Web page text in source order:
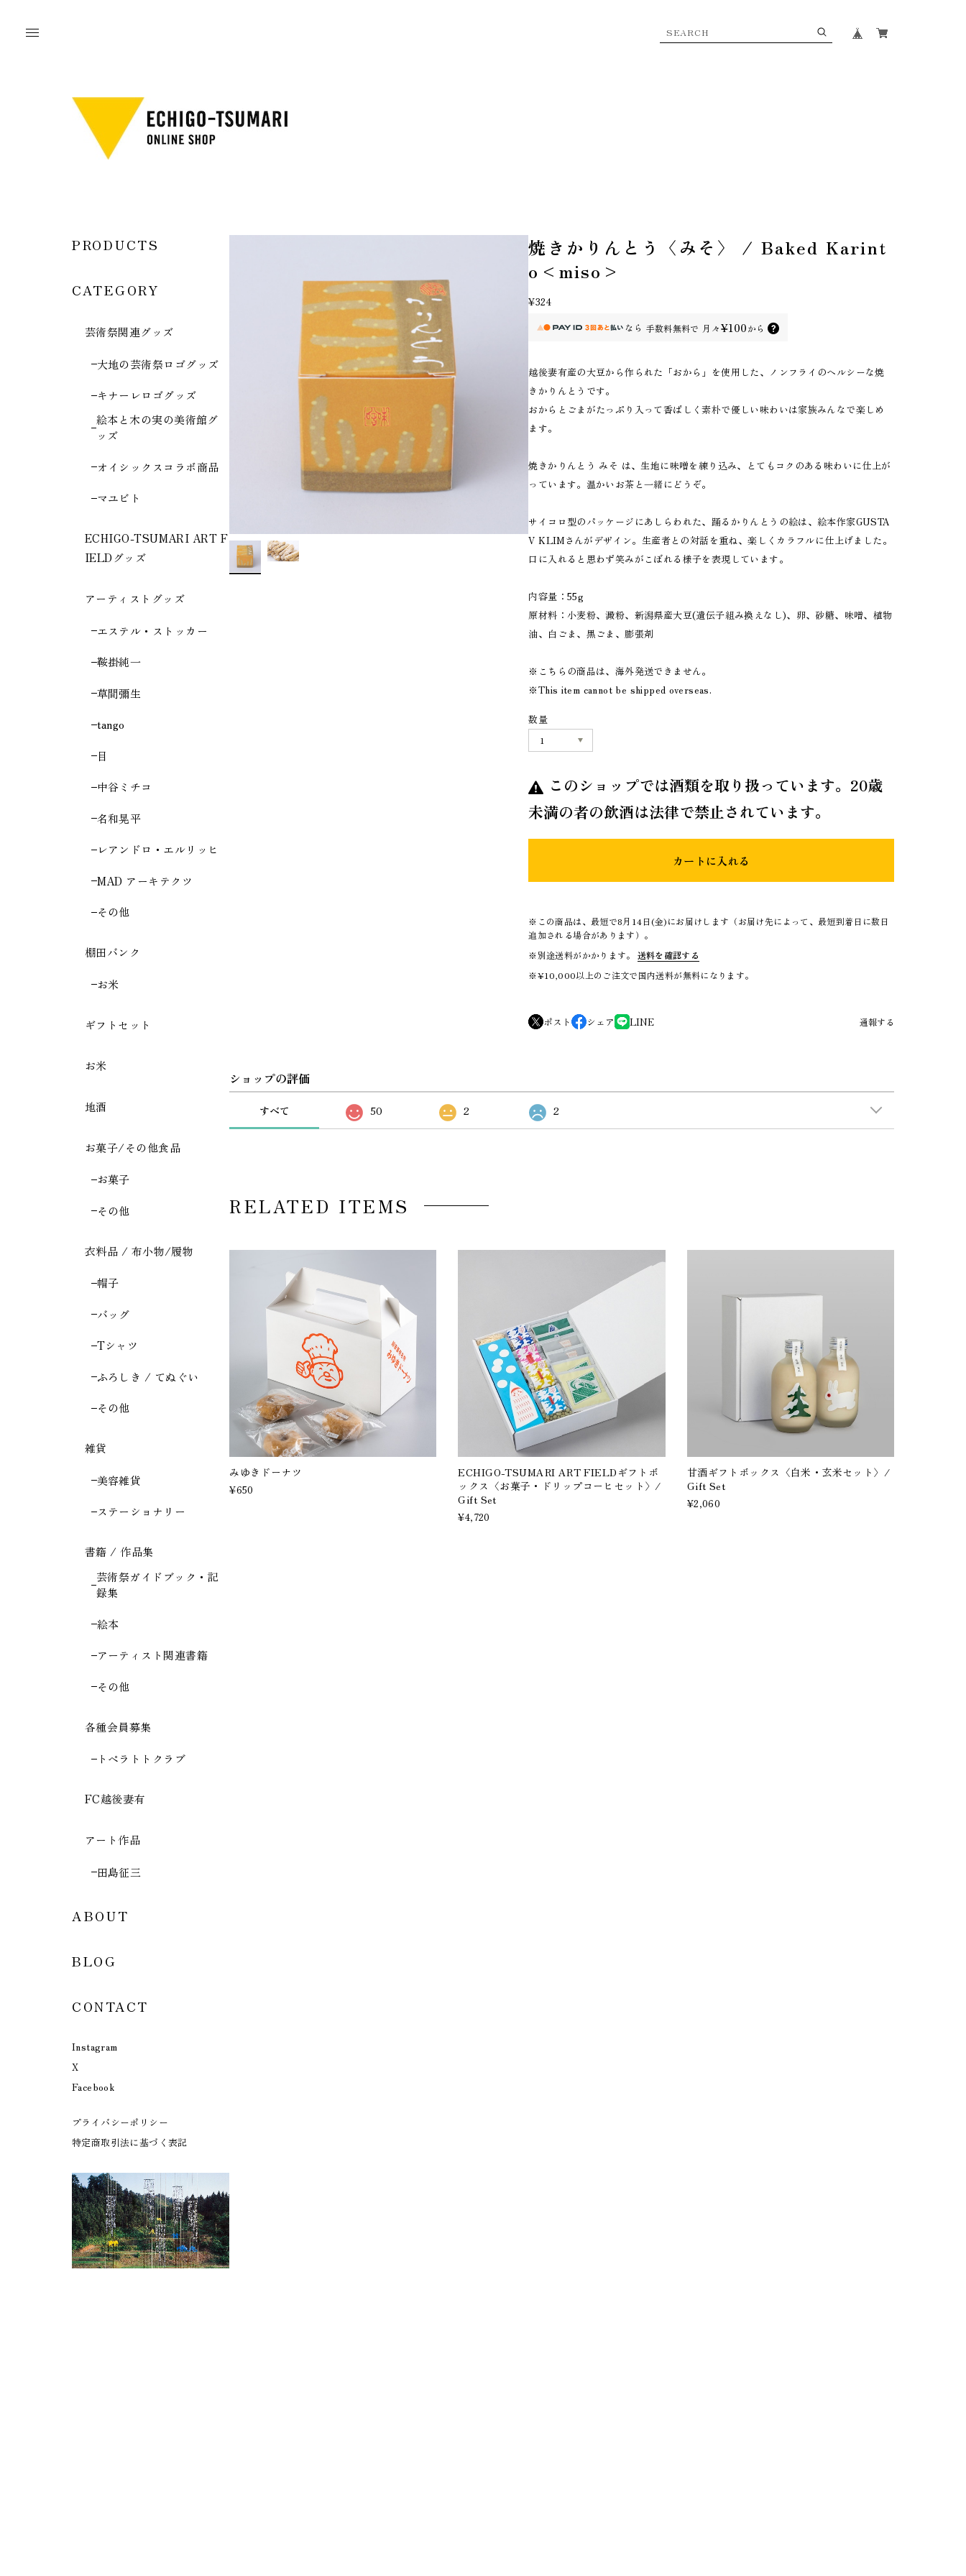
PRODUCTS
CATEGORY
芸術祭関連グッズ
大地の芸術祭ロゴグッズ
キナーレロゴグッズ
絵本と木の実の美術館グ
ッズ
オイシックスコラボ商品
マユビト
ECHIGO-TSUMARI ART F
IELDグッズ
アーティストグッズ
エステル・ストッカー
鞍掛純一
草間彌生
tango
目
中谷ミチコ
名和晃平
レアンドロ・エルリッヒ
MAD アーキテクツ
その他
棚田バンク
お米
ギフトセット
お米
地酒
お菓子/その他食品
お菓子
その他
衣料品 / 布小物/履物
帽子
バッグ
Tシャツ
ふろしき / てぬぐい
その他
雑貨
美容雑貨
ステーショナリー
書籍 / 作品集
芸術祭ガイドブック・記
録集
絵本
アーティスト関連書籍
その他
各種会員募集
トペラトトクラブ
FC越後妻有
アート作品
田島征三
ABOUT
BLOG
CONTACT
Instagram
X
Facebook
プライバシーポリシー
特定商取引法に基づく表記
焼きかりんとう〈みそ〉 / Baked Karint
o<miso>
¥324
なら 手数料無料で 月々¥100から
越後妻有産の大豆から作られた「おから」を使用した、ノンフライのヘルシーな焼
きかりんとうです。
おからとごまがたっぷり入って香ばしく素朴で優しい味わいは家族みんなで楽しめ
ます。
焼きかりんとう みそ は、生地に味噌を練り込み、とてもコクのある味わいに仕上が
っています。温かいお茶と一緒にどうぞ。
サイコロ型のパッケージにあしらわれた、踊るかりんとうの絵は、絵本作家GUSTA
V KLIMさんがデザイン。生産者との対話を重ね、楽しくカラフルに仕上げました。
口に入れると思わず笑みがこぼれる様子を表現しています。
内容量：55g
原材料：小麦粉、澱粉、新潟県産大豆(遺伝子組み換えなし)、卵、砂糖、味噌、植物
油、白ごま、黒ごま、膨張剤
※こちらの商品は、海外発送できません。
※This item cannot be shipped overseas.
数量
このショップでは酒類を取り扱っています。20歳
未満の者の飲酒は法律で禁止されています。
カートに入れる
※この商品は、最短で8月14日(金)にお届けします（お届け先によって、最短到着日に数日
追加される場合があります）。
※別途送料がかかります。
送料を確認する
※¥10,000以上のご注文で国内送料が無料になります。
ポスト シェア LINE 通報する
ショップの評価
すべて 50 2 2
RELATED ITEMS
みゆきドーナツ
¥650
ECHIGO-TSUMARI ART FIELDギフトボ
ックス〈お菓子・ドリップコーヒセット〉/
Gift Set
¥4,720
甘酒ギフトボックス〈白米・玄米セット〉/
Gift Set
¥2,060